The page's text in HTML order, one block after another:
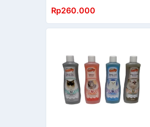
Rp260.000